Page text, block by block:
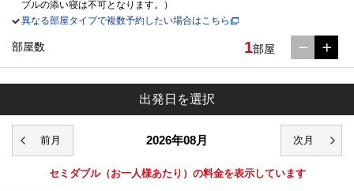
ブルの添い寝は不可となります。）
異なる部屋タイプで複数予約したい場合はこちら
部屋数 1部屋
出発日を選択
2026年08月
セミダブル（お一人様あたり）の料金を表示しています